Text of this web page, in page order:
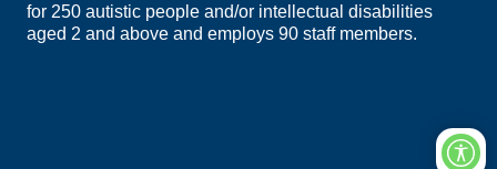
for 250 autistic people and/or intellectual disabilities
aged 2 and above and employs 90 staff members.